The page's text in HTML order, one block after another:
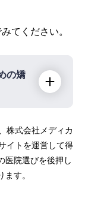
てください。
の矯
株式会社メディカ
イトを運営して得
医院選びを後押し
す。